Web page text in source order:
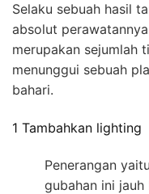
Selaku sebuah hasil
absolut
merupakan sejumlah
menunggui sebuah
bahari.
1 Tambahkan lighting
Penerangan
gubahan ini